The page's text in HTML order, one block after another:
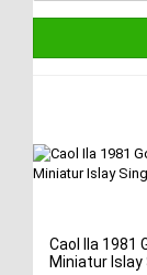
Caol Ila 1981
Miniatur Islay